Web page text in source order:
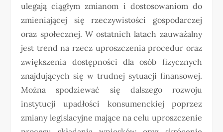
ulegają ciągłym zmianom i dostosowaniom do
zmieniającej się rzeczywistości gospodarczej
oraz społecznej. W ostatnich latach zauważalny
jest trend na rzecz uproszczenia procedur oraz
zwiększenia dostępności dla osób fizycznych
znajdujących się w trudnej sytuacji finansowej.
Można spodziewać się dalszego rozwoju
instytucji upadłości konsumenckiej poprzez
zmiany legislacyjne mające na celu uproszczenie